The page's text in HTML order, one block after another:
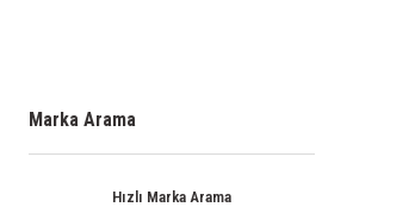
Marka Arama
Hızlı Marka Arama